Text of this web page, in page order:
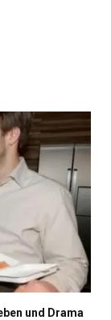
und Drama